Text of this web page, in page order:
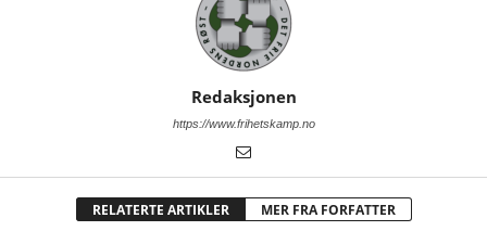
Redaksjonen
https://www.frihetskamp.no
RELATERTE ARTIKLER MER FRA FORFATTER